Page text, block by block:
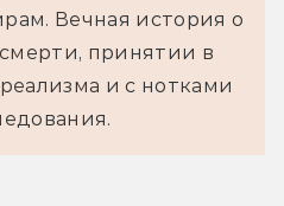
Вечная история о
принятии в
и с нотками